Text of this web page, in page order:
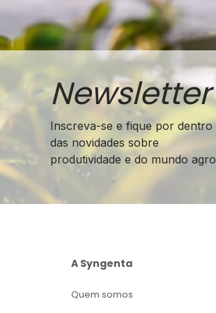
Newsletter
Inscreva-se e fique por dentro
das novidades sobre
produtividade e do mundo agro
A Syngenta
Quem somos